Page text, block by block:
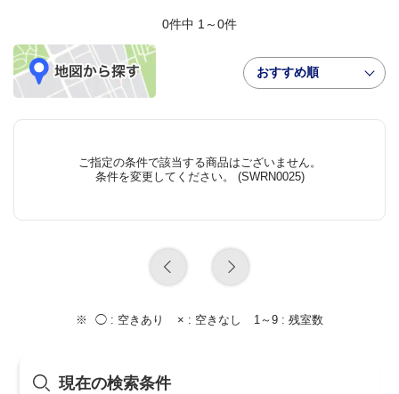
0件中 1～0件
おすすめ順
ご指定の条件で該当する商品はございません。
条件を変更してください。 (SWRN0025)
◯ : 空きあり × : 空きなし 1～9 : 残室数
現在の検索条件